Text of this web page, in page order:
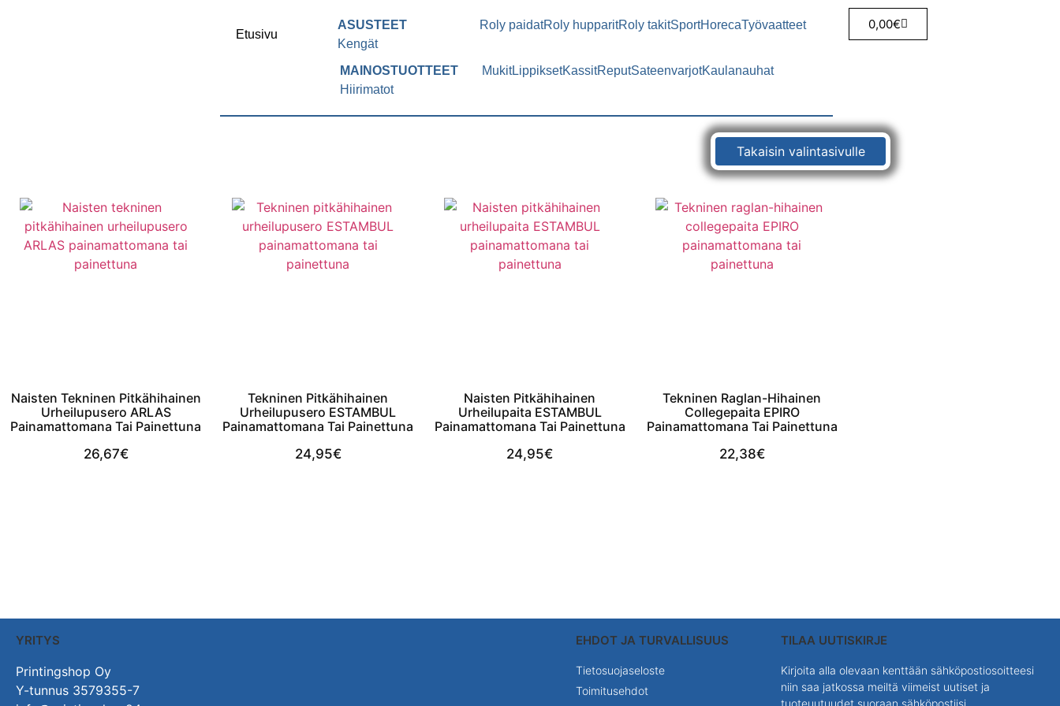
Etusivu
ASUSTEET Roly paidatRoly hupparitRoly takitSportHorecaTyövaatteet
Kengät
MAINOSTUOTTEET
MukitLippiksetKassitReputSateenvarjotKaulanauhat
Hiirimatot
0,00€
Takaisin valintasivulle
Naisten Tekninen Pitkähihainen
Urheilupusero ARLAS
Painamattomana Tai Painettuna
26,67€
Tekninen Pitkähihainen
Urheilupusero ESTAMBUL
Painamattomana Tai Painettuna
24,95€
Naisten Pitkähihainen
Urheilupaita ESTAMBUL
Painamattomana Tai Painettuna
24,95€
Tekninen Raglan-Hihainen
Collegepaita EPIRO
Painamattomana Tai Painettuna
22,38€
YRITYS
Printingshop Oy
Y-tunnus 3579355-7
EHDOT JA TURVALLISUUS
Tietosuojaseloste
Toimitusehdot
TILAA UUTISKIRJE
Kirjoita alla olevaan kenttään sähköpostiosoitteesi
niin saa jatkossa meiltä viimeist uutiset ja
tuoteuutuudet suoraan sähköpostiisi.